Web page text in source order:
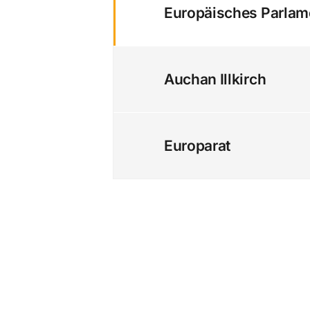
Europäisches
Auchan Illkirch
Europarat